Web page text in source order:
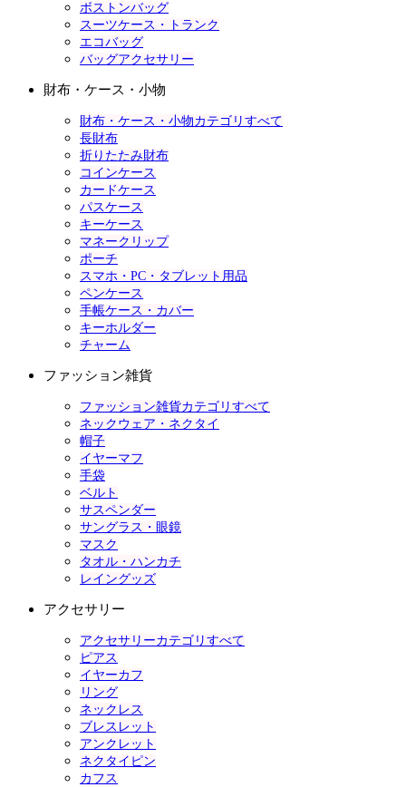
ボストンバッグ
スーツケース・トランク
エコバッグ
バッグアクセサリー
財布・ケース・小物
財布・ケース・小物カテゴリすべて
長財布
折りたたみ財布
コインケース
カードケース
パスケース
キーケース
マネークリップ
ポーチ
スマホ・PC・タブレット用品
ペンケース
手帳ケース・カバー
キーホルダー
チャーム
ファッション雑貨
ファッション雑貨カテゴリすべて
ネックウェア・ネクタイ
帽子
イヤーマフ
手袋
ベルト
サスペンダー
サングラス・眼鏡
マスク
タオル・ハンカチ
レイングッズ
アクセサリー
アクセサリーカテゴリすべて
ピアス
イヤーカフ
リング
ネックレス
ブレスレット
アンクレット
ネクタイピン
カフス